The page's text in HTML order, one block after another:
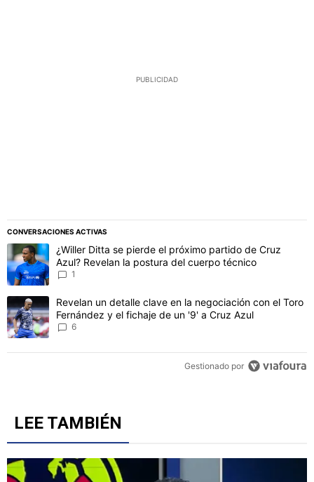
PUBLICIDAD
CONVERSACIONES ACTIVAS
Este listado muestra los artículos con más comentarios en los
Un artículo de tendencia con el título "¿Willer Ditta se pierde el
¿Willer Ditta se pierde el próximo partido de Cruz
Azul? Revelan la postura del cuerpo técnico
1
Un artículo de tendencia con el título "Revelan un detalle clave
Revelan un detalle clave en la negociación con el Toro
Fernández y el fichaje de un '9' a Cruz Azul
6
Gestionado por
LEE TAMBIÉN